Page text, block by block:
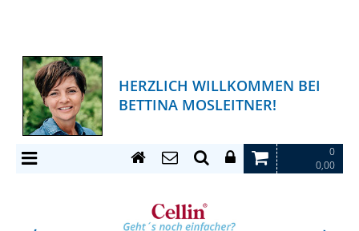
HERZLICH WILLKOMMEN BEI
BETTINA MOSLEITNER!
0
0,00